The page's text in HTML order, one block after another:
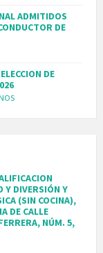
ADMITIDOS
DE
DE
Y DIVERSIÓN Y
(SIN COCINA),
DE CALLE
NÚM. 5,